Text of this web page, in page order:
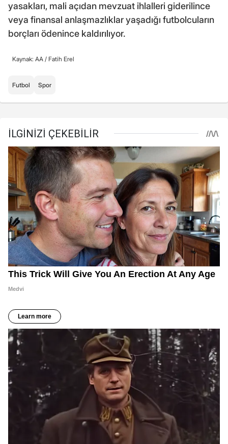
yasakları, mali açıdan mevzuat ihlalleri giderilince
veya finansal anlaşmazlıklar yaşadığı futbolcuların
borçları ödenince kaldırılıyor.
Kaynak: AA / Fatih Erel
Futbol Spor